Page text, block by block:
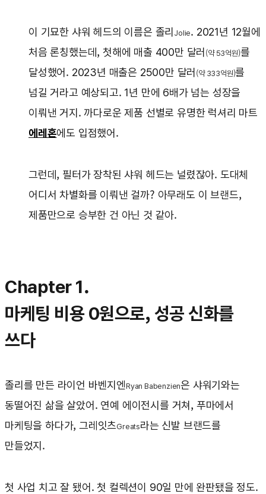
이 기묘한 샤워 헤드의 이름은 졸리 Jolie. 2021년 12월에
처음 론칭했는데, 첫해에 매출 400만 달러 (약 53억원)를
달성했어. 2023년 매출은 2500만 달러 (약 333억원)를
넘길 거라고 예상되고. 1년 만에 6배가 넘는 성장을
이뤄낸 거지. 까다로운 제품 선별로 유명한 럭셔리 마트
에레혼에도 입점했어.
그런데, 필터가 장착된 샤워 헤드는 널렸잖아. 도대체
어디서 차별화를 이뤄낸 걸까? 아무래도 이 브랜드,
제품만으로 승부한 건 아닌 것 같아.
Chapter 1.
마케팅 비용 0원으로, 성공 신화를
쓰다
졸리를 만든 라이언 바벤지엔Ryan Babenzien은 샤워기와는
동떨어진 삶을 살았어. 연예 에이전시를 거쳐, 푸마에서
마케팅을 하다가, 그레잇츠Greats라는 신발 브랜드를
만들었지.
첫 사업 치고 잘 됐어. 첫 컬렉션이 90일 만에 완판됐을 정도.